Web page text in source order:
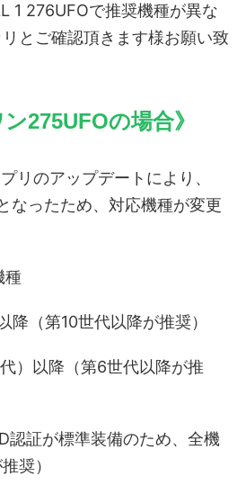
1 276UFOで推奨機種が異な
とご確認頂きます様お願い致
ン275UFOの場合》
リのアップデートにより、
なったため、対応機種が変更
種
降（第10世代以降が推奨）
）以降（第6世代以降が推
認証が標準装備のため、全機
奨）